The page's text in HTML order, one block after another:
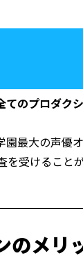
てのプロダク
園最大の声優
受けることが
のメリ